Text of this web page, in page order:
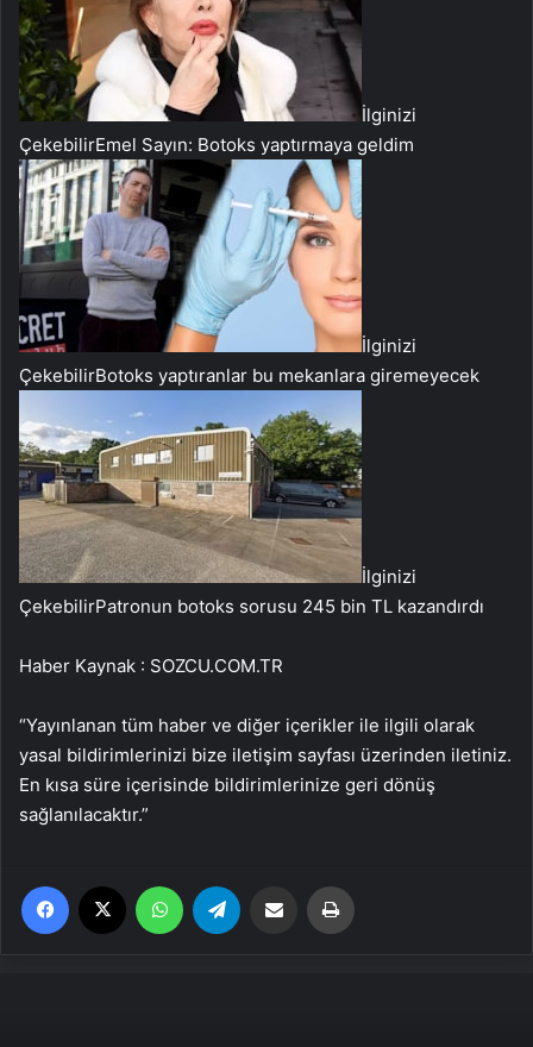
İlginizi
ÇekebilirEmel Sayın: Botoks yaptırmaya geldim
İlginizi
ÇekebilirBotoks yaptıranlar bu mekanlara giremeyecek
İlginizi
ÇekebilirPatronun botoks sorusu 245 bin TL kazandırdı
Haber Kaynak : SOZCU.COM.TR
“Yayınlanan tüm haber ve diğer içerikler ile ilgili olarak
yasal bildirimlerinizi bize iletişim sayfası üzerinden iletiniz.
En kısa süre içerisinde bildirimlerinize geri dönüş
sağlanılacaktır.”
Facebook WhatsApp Email'den paylaş